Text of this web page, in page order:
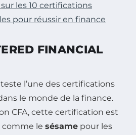
les 10 certifications
pour réussir en finance
FINANCIAL
l’une des certifications
le monde de la finance.
CFA, cette certification est
le sésame pour les